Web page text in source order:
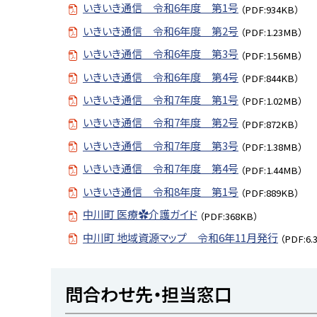
いきいき通信 令和6年度 第1号 （PDF:934KB）
いきいき通信 令和6年度 第2号 （PDF:1.23MB）
いきいき通信 令和6年度 第3号 （PDF:1.56MB）
いきいき通信 令和6年度 第4号 （PDF:844KB）
いきいき通信 令和7年度 第1号 （PDF:1.02MB）
いきいき通信 令和7年度 第2号 （PDF:872KB）
いきいき通信 令和7年度 第3号 （PDF:1.38MB）
いきいき通信 令和7年度 第4号 （PDF:1.44MB）
いきいき通信 令和8年度 第1号 （PDF:889KB）
中川町 医療✿介護ガイド （PDF:368KB）
中川町 地域資源マップ 令和6年11月発行 （
ッ
問合わせ先・担当窓口